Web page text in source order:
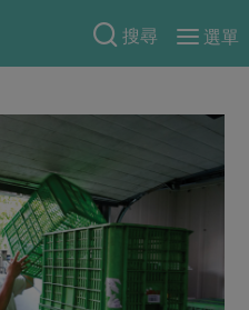
搜尋
選單
當令水果
蕈菇類